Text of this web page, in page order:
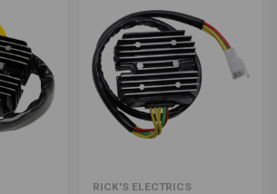
RICK'S ELECTRICS